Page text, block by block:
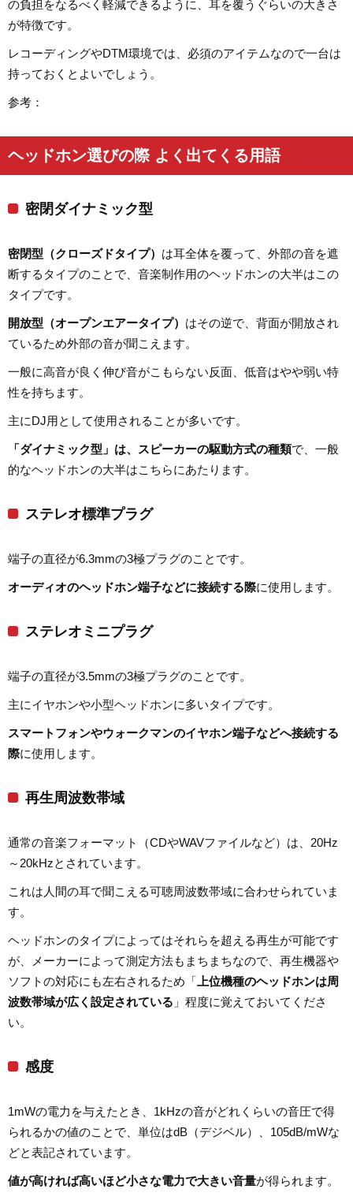
の負担をなるべく軽減できるように、耳を覆うぐらいの大きさ
が特徴です。
レコーディングやDTM環境では、必須のアイテムなので一台は
持っておくとよいでしょう。
参考：
ヘッドホン選びの際 よく出てくる用語
密閉ダイナミック型
密閉型（クローズドタイプ） は耳全体を覆って、外部の音を遮
断するタイプのことで、音楽制作用のヘッドホンの大半はこの
タイプです。
開放型（オープンエアータイプ） はその逆で、背面が開放され
ているため外部の音が聞こえます。
一般に高音が良く伸び音がこもらない反面、低音はやや弱い特
性を持ちます。
主にDJ用として使用されることが多いです。
「ダイナミック型」は、スピーカーの駆動方式の種類で、一般
的なヘッドホンの大半はこちらにあたります。
ステレオ標準プラグ
端子の直径が6.3mmの3極プラグのことです。
オーディオのヘッドホン端子などに接続する際に使用します。
ステレオミニプラグ
端子の直径が3.5mmの3極プラグのことです。
主にイヤホンや小型ヘッドホンに多いタイプです。
スマートフォンやウォークマンのイヤホン端子などへ接続する
際に使用します。
再生周波数帯域
通常の音楽フォーマット（CDやWAVファイルなど）は、20Hz
～20kHzとされています。
これは人間の耳で聞こえる可聴周波数帯域に合わせられていま
す。
ヘッドホンのタイプによってはそれらを超える再生が可能です
が、メーカーによって測定方法もまちまちなので、再生機器や
ソフトの対応にも左右されるため「 上位機種のヘッドホンは周
波数帯域が広く設定されている 」程度に覚えておいてくださ
い。
感度
1mWの電力を与えたとき、1kHzの音がどれくらいの音圧で得
られるかの値のことで、単位はdB（デジベル）、105dB/mWな
どと表記されています。
値が高ければ高いほど小さな電力で大きい音量が得られます。